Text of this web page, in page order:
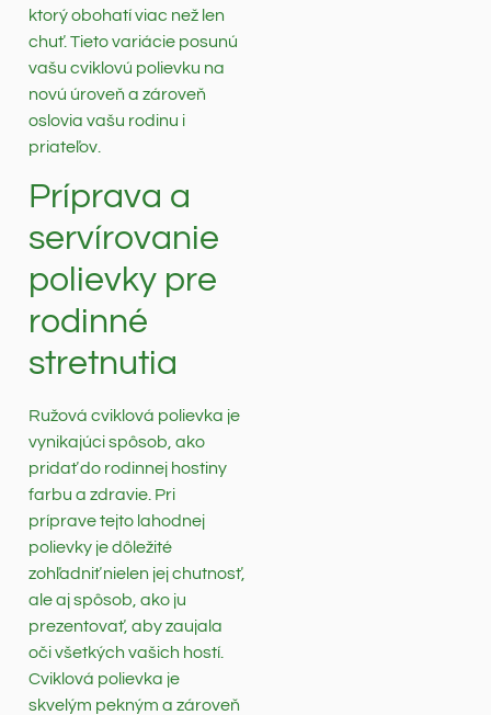
ktorý obohatí viac než len
chuť. Tieto variácie posunú
vašu cviklovú polievku na
novú úroveň a zároveň
oslovia vašu rodinu i
priateľov.
Príprava a
servírovanie
polievky pre
rodinné
stretnutia
Ružová cviklová polievka je
vynikajúci spôsob, ako
pridať do rodinnej hostiny
farbu a zdravie. Pri
príprave tejto lahodnej
polievky je dôležité
zohľadniť nielen jej chutnosť,
ale aj spôsob, ako ju
prezentovať, aby zaujala
oči všetkých vašich hostí.
Cviklová polievka je
skvelým pekným a zároveň